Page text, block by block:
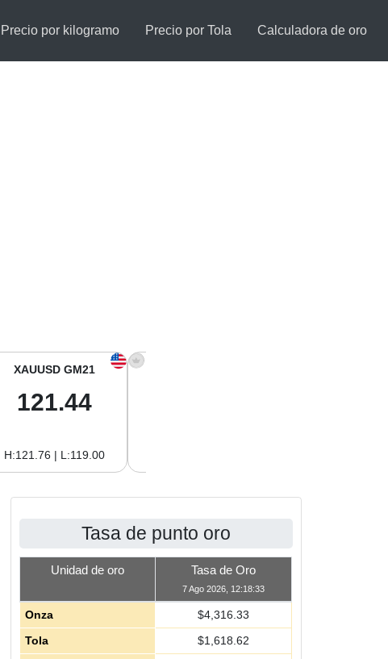
Precio por kilogramo Precio por Tola Calculadora de oro
XAUUSD GM21
121.44
H:121.76 | L:119.00
Tasa de punto oro
Unidad de oro Tasa de Oro
7 Ago 2026, 12:18:33
Onza $4,316.33
Tola
$1,618.62